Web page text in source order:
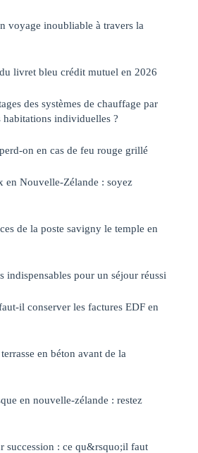
voyage inoubliable à travers la
livret bleu crédit mutuel en 2026
des systèmes de chauffage par
habitations individuelles ?
on en cas de feu rouge grillé
en Nouvelle-Zélande : soyez
de la poste savigny le temple en
indispensables pour un séjour réussi
il conserver les factures EDF en
en béton avant de la
en nouvelle-zélande : restez
succession : ce qu&rsquo;il faut